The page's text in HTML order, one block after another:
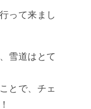
って来まし
雪道はとて
とで、チェ